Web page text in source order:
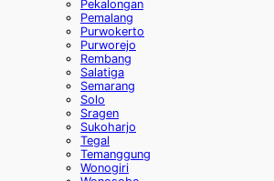
Pekalongan
Pemalang
Purwokerto
Purworejo
Rembang
Salatiga
Semarang
Solo
Sragen
Sukoharjo
Tegal
Temanggung
Wonogiri